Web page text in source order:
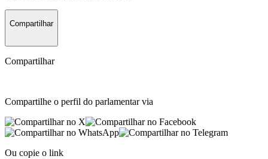
Compartilhar
Compartilhar
Compartilhe o perfil do parlamentar via
Ou copie o link